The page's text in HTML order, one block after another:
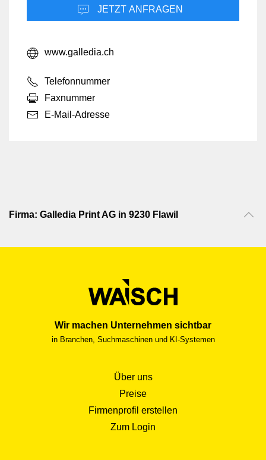
JETZT ANFRAGEN
www.galledia.ch
Telefonnummer
Faxnummer
E-Mail-Adresse
Firma: Galledia Print AG in 9230 Flawil
Wir machen Unternehmen sichtbar
in Branchen, Suchmaschinen und KI-Systemen
Über uns
Preise
Firmenprofil erstellen
Zum Login